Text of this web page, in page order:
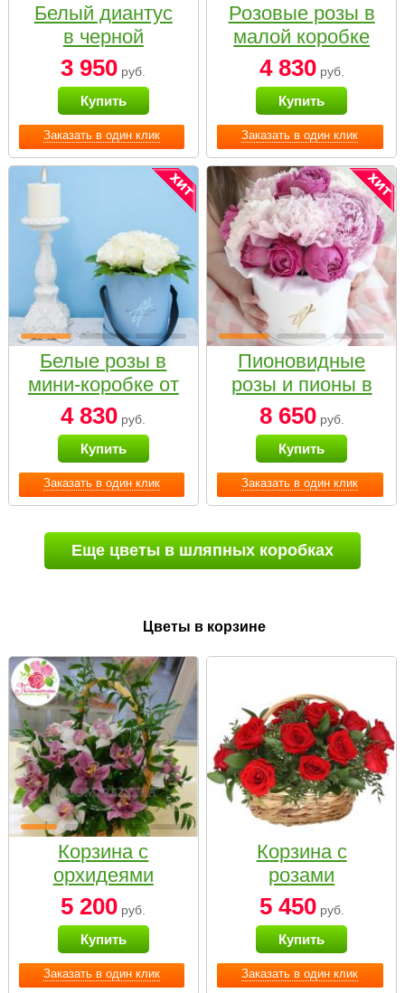
Заказать в один клик
Белый диантус
в черной
коробке Small
3 950 руб.
Купить
Заказать в один клик
Розовые розы в
малой коробке
4 830руб.
Купить
Заказать в один клик
Белые розы в
мини-коробке от
Bella Fiori
4 830 руб.
Купить
Заказать в один клик
Пионовидные
розы и пионы в
белой коробке
Small
8 650руб.
Купить
Еще цветы в шляпных коробках
Цветы в корзине
Заказать в один клик
Корзина с
орхидеями
малая
5 200 руб.
Купить
Заказать в один клик
Корзина с
розами
«Красный
Париж»
5 450руб.
Купить